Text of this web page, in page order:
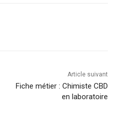
Article suivant
Fiche métier : Chimiste CBD
en laboratoire